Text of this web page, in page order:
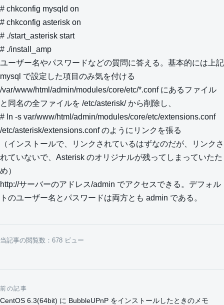
# chkconfig mysqld on
# chkconfig asterisk on
# ./start_asterisk start
# ./install_amp
ユーザー名やパスワードなどの質問に答える。基本的には上記
mysql で設定した項目のみ気を付ける
/var/www/html/admin/modules/core/etc/*.conf にあるファイル
と同名の全ファイルを /etc/asterisk/ から削除し、
# ln -s var/www/html/admin/modules/core/etc/extensions.conf
/etc/asterisk/extensions.conf のようにリンクを張る
（インストールで、リンクされているはずなのだが、リンクさ
れていないで、Asterisk のオリジナルが残ってしまっていたた
め）
http://サーバーのアドレス/admin でアクセスできる。デフォル
トのユーザー名とパスワードは両方とも admin である。
当記事の閲覧数：678 ビュー
投稿ナビゲーション
前の記事
CentOS 6.3(64bit) に BubbleUPnP をインストールしたときのメモ